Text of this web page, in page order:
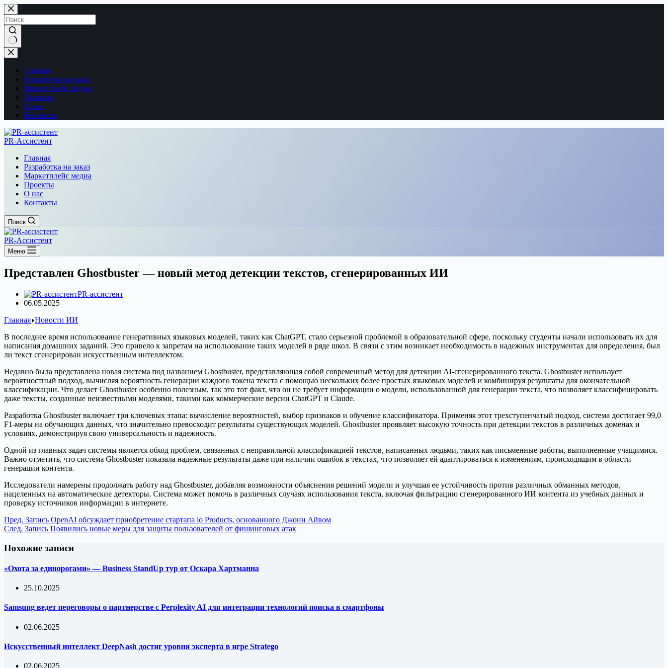
Перейти
к
сути
Ничего
не
найденоГлавная
Разработка на заказ
Маркетплейс медиа
Проекты
О нас
Контакты
PR-Ассистент
Главная
Разработка на заказ
Маркетплейс медиа
Проекты
О нас
Контакты
Поиск
PR-Ассистент
Меню
Представлен Ghostbuster — новый метод детекции текстов, сгенерированных ИИ
PR-ассистент
06.05.2025
Главная Новости ИИ
В последнее время использование генеративных языковых моделей, таких как ChatGPT, стало серьезной проблемой в образовательной сфере, поскольку студенты начали использовать их для
написания домашних заданий. Это привело к запретам на использование таких моделей в ряде школ. В связи с этим возникает необходимость в надежных инструментах для определения, был
ли текст сгенерирован искусственным интеллектом.
Недавно была представлена новая система под названием Ghostbuster, представляющая собой современный метод для детекции AI-сгенерированного текста. Ghostbuster использует
вероятностный подход, вычисляя вероятность генерации каждого токена текста с помощью нескольких более простых языковых моделей и комбинируя результаты для окончательной
классификации. Что делает Ghostbuster особенно полезным, так это тот факт, что он не требует информации о модели, использованной для генерации текста, что позволяет классифицировать
даже тексты, созданные неизвестными моделями, такими как коммерческие версии ChatGPT и Claude.
Разработка Ghostbuster включает три ключевых этапа: вычисление вероятностей, выбор признаков и обучение классификатора. Применяя этот трехступенчатый подход, система достигает 99,0
F1-меры на обучающих данных, что значительно превосходит результаты существующих моделей. Ghostbuster проявляет высокую точность при детекции текстов в различных доменах и
условиях, демонстрируя свою универсальность и надежность.
Одной из главных задач системы является обход проблем, связанных с неправильной классификацией текстов, написанных людьми, таких как письменные работы, выполненные учащимися.
Важно отметить, что система Ghostbuster показала надежные результаты даже при наличии ошибок в текстах, что позволяет ей адаптироваться к изменениям, происходящим в области
генерации контента.
Исследователи намерены продолжать работу над Ghostbuster, добавляя возможности объяснения решений модели и улучшая ее устойчивость против различных обманных методов,
нацеленных на автоматические детекторы. Система может помочь в различных случаях использования текста, включая фильтрацию сгенерированного ИИ контента из учебных данных и
проверку источников информации в интернете.
Пред. Запись OpenAI обсуждает приобретение стартапа io Products, основанного Джони Айвом
След. Запись Появились новые меры для защиты пользователей от фишинговых атак
Похожие записи
«Охота за единорогами» — Business StandUp тур от Оскара Хартманна
25.10.2025
Samsung ведет переговоры о партнерстве с Perplexity AI для интеграции технологий поиска в смартфоны
02.06.2025
Искусственный интеллект DeepNash достиг уровня эксперта в игре Stratego
02.06.2025